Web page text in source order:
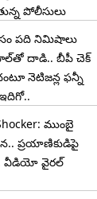
పోలీసులు
పది నిమిషాలు
దాడి.. బీపీ చెక్
నెటిజన్ల ఫన్నీ
ముంబై
ప్రయాణికుడిపై
వీడియో వైరల్